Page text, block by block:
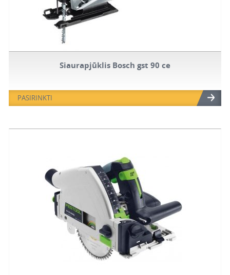
Siaurapjūklis Bosch gst 90 ce
PASIRINKTI